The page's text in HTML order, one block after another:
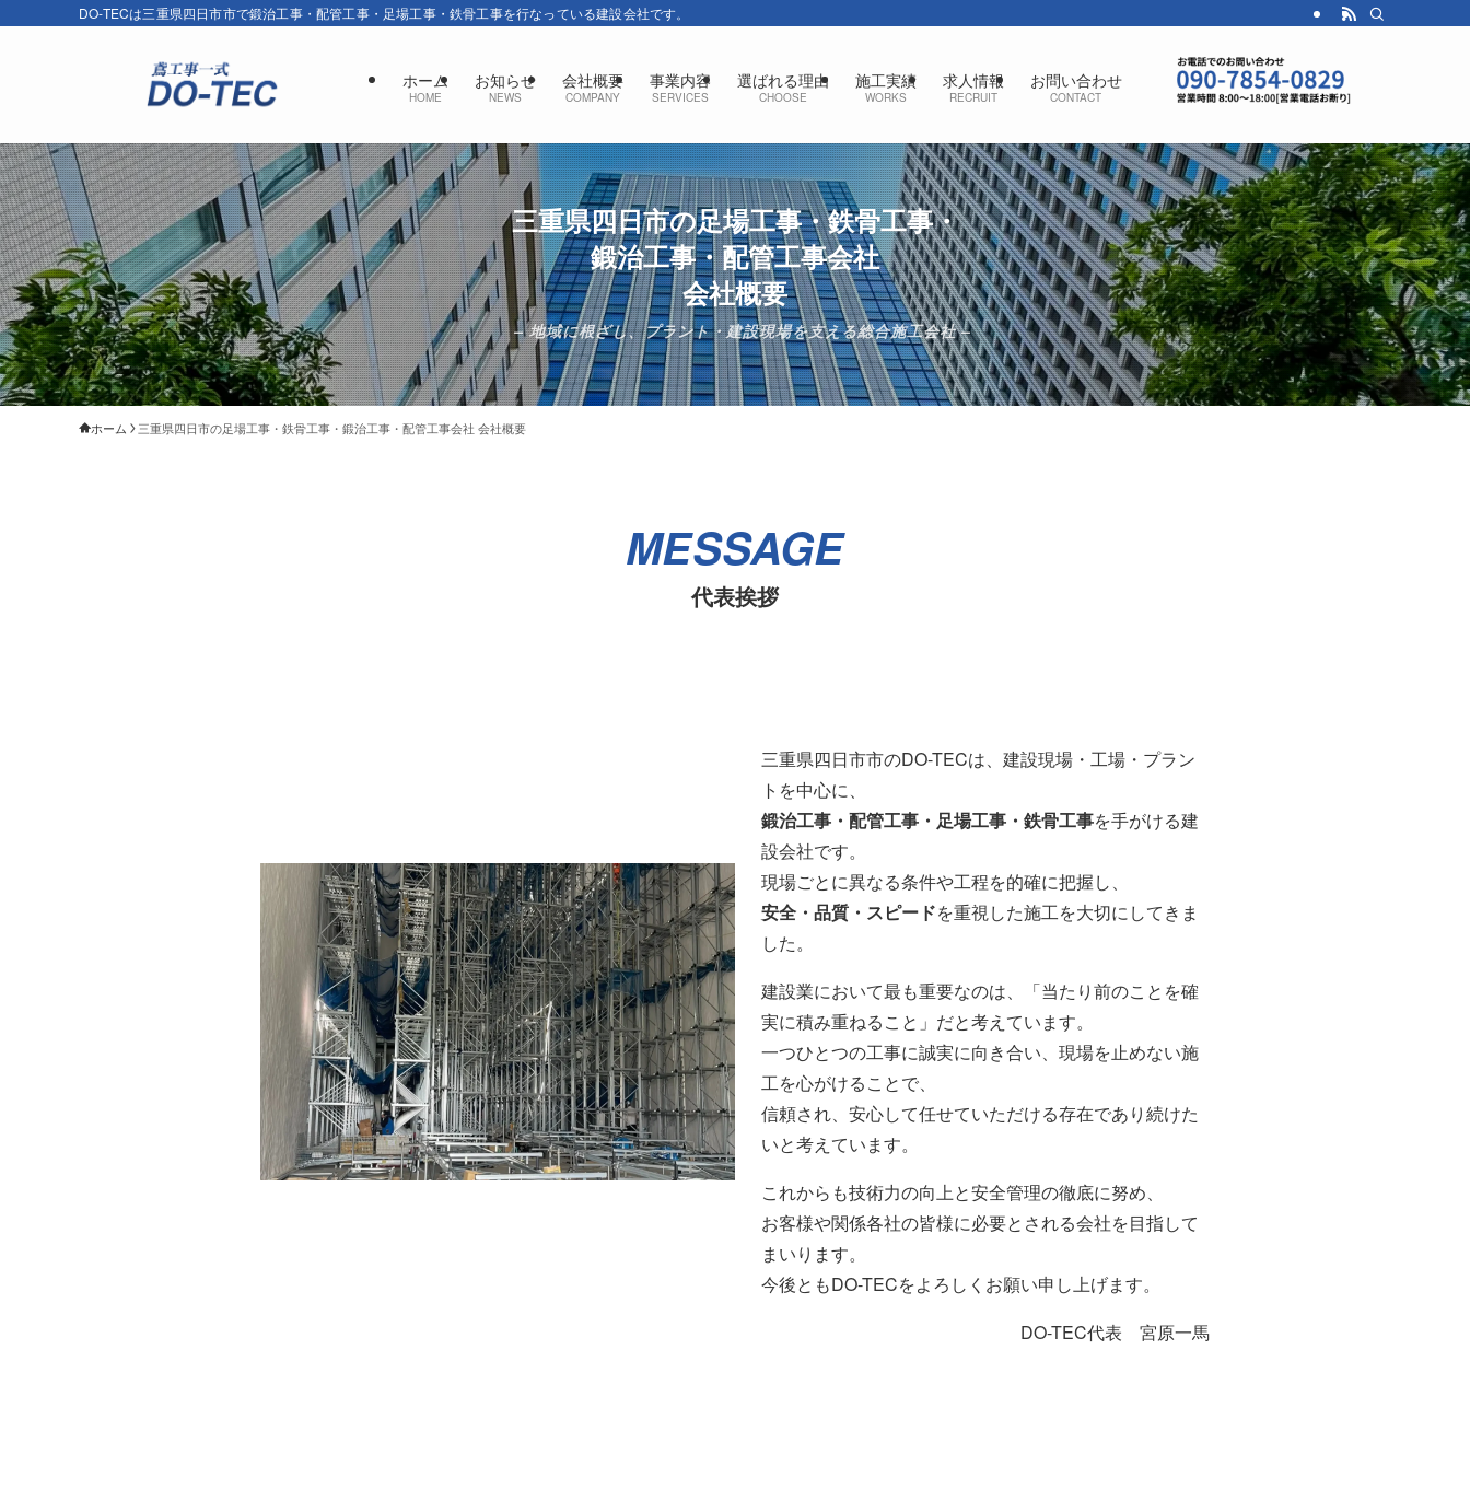
DO-TECは三重県四日市市で鍛治工事・配管工事・足場工事・鉄骨工事を行なっている建設会社です。
ホーム
HOME
お知らせ
NEWS
会社概要
COMPANY
事業内容
SERVICES
選ばれる理由
CHOOSE
施工実績
WORKS
求人情報
RECRUIT
お問い合わせ
CONTACT
三重県四日市の足場工事・鉄骨工事・
鍛治工事・配管工事会社
会社概要
– 地域に根ざし、プラント・建設現場を支える総合施工会社 –
ホーム 三重県四日市の足場工事・鉄骨工事・鍛治工事・配管工事会社 会社概要
MESSAGE
代表挨拶
三重県四日市市のDO-TECは、建設現場・工場・プラン
トを中心に、
鍛治工事・配管工事・足場工事・鉄骨工事を手がける建
設会社です。
現場ごとに異なる条件や工程を的確に把握し、
安全・品質・スピードを重視した施工を大切にしてきま
した。
建設業において最も重要なのは、「当たり前のことを確
実に積み重ねること」だと考えています。
一つひとつの工事に誠実に向き合い、現場を止めない施
工を心がけることで、
信頼され、安心して任せていただける存在であり続けた
いと考えています。
これからも技術力の向上と安全管理の徹底に努め、
お客様や関係各社の皆様に必要とされる会社を目指して
まいります。
今後ともDO-TECをよろしくお願い申し上げます。
DO-TEC代表 宮原一馬